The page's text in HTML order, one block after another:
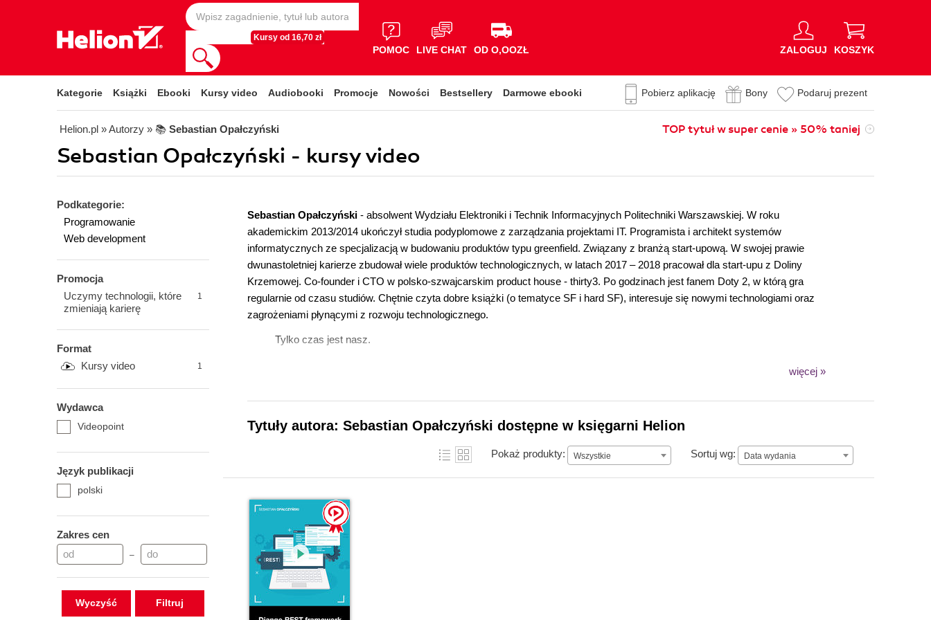
Kursy od 16,70 zł
POMOC LIVE CHAT OD O,OOZŁ ZALOGUJ KOSZYK
Kategorie Książki Ebooki Kursy video Audiobooki Promocje Nowości Bestsellery Darmowe ebooki Pobierz aplikację Bony Podaruj prezent
Helion.pl » Autorzy » 📚 Sebastian Opałczyński TOP tytuł w super cenie » 50% taniej
Sebastian Opałczyński - kursy video
Podkategorie:
Programowanie
Web development
Promocja
Uczymy technologii, które
zmieniają karierę
1
Format
Kursy video
1
Wydawca
Videopoint
Język publikacji
polski
Zakres cen
–
Wyczyść
Sebastian Opałczyński - absolwent Wydziału Elektroniki i Technik Informacyjnych Politechniki Warszawskiej. W roku
akademickim 2013/2014 ukończył studia podyplomowe z zarządzania projektami IT. Programista i architekt systemów
informatycznych ze specjalizacją w budowaniu produktów typu greenfield. Związany z branżą start-upową. W swojej prawie
dwunastoletniej karierze zbudował wiele produktów technologicznych, w latach 2017 – 2018 pracował dla start-upu z Doliny
Krzemowej. Co-founder i CTO w polsko-szwajcarskim product house - thirty3. Po godzinach jest fanem Doty 2, w którą gra
regularnie od czasu studiów. Chętnie czyta dobre książki (o tematyce SF i hard SF), interesuje się nowymi technologiami oraz
zagrożeniami płynącymi z rozwoju technologicznego.
Tylko czas jest nasz.
więcej »
Tytuły autora: Sebastian Opałczyński dostępne w księgarni Helion
Pokaż produkty: Wszystkie Sortuj wg: Data wydania
Data wydania